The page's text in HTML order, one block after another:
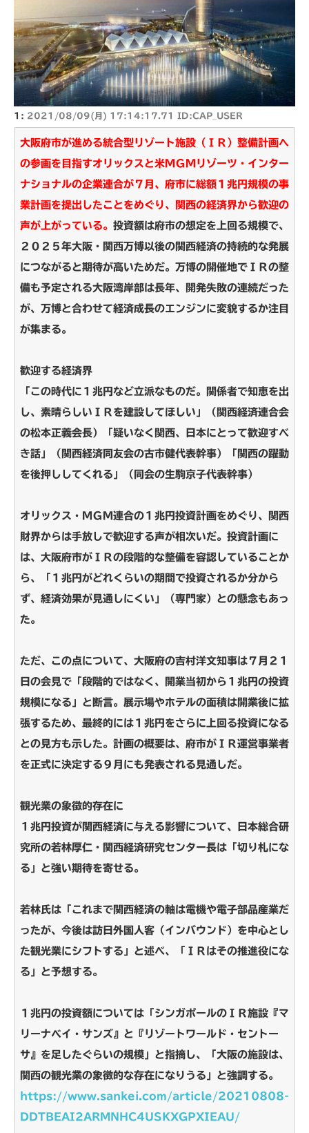
1: 2021/08/09(月) 17:14:17.71 ID:CAP_USER
大阪府市が進める統合型リゾート施設（ＩＲ）整備計画へ
の参画を目指すオリックスと米ＭＧＭリゾーツ・インター
ナショナルの企業連合が７月、府市に総額１兆円規模の事
業計画を提出したことをめぐり、関西の経済界から歓迎の
声が上がっている。 投資額は府市の想定を上回る規模で、
２０２５年大阪・関西万博以後の関西経済の持続的な発展
につながると期待が高いためだ。万博の開催地でＩＲの整
備も予定される大阪湾岸部は長年、開発失敗の連続だった
が、万博と合わせて経済成長のエンジンに変貌するか注目
が集まる。
歓迎する経済界
「この時代に１兆円など立派なものだ。関係者で知恵を出
し、素晴らしいＩＲを建設してほしい」（関西経済連合会
の松本正義会長）「疑いなく関西、日本にとって歓迎すべ
き話」（関西経済同友会の古市健代表幹事）「関西の躍動
を後押ししてくれる」（同会の生駒京子代表幹事）
オリックス・ＭＧＭ連合の１兆円投資計画をめぐり、関西
財界からは手放しで歓迎する声が相次いだ。投資計画に
は、大阪府市がＩＲの段階的な整備を容認していることか
ら、「１兆円がどれくらいの期間で投資されるか分から
ず、経済効果が見通しにくい」（専門家）との懸念もあっ
た。
ただ、この点について、大阪府の吉村洋文知事は７月２１
日の会見で「段階的ではなく、開業当初から１兆円の投資
規模になる」と断言。展示場やホテルの面積は開業後に拡
張するため、最終的には１兆円をさらに上回る投資になる
との見方も示した。計画の概要は、府市がＩＲ運営事業者
を正式に決定する９月にも発表される見通しだ。
観光業の象徴的存在に
１兆円投資が関西経済に与える影響について、日本総合研
究所の若林厚仁・関西経済研究センター長は「切り札にな
る」と強い期待を寄せる。
若林氏は「これまで関西経済の軸は電機や電子部品産業だ
ったが、今後は訪日外国人客（インバウンド）を中心とし
た観光業にシフトする」と述べ、「ＩＲはその推進役にな
る」と予想する。
１兆円の投資額については「シンガポールのＩＲ施設『マ
リーナベイ・サンズ』と『リゾートワールド・セントー
サ』を足したぐらいの規模」と指摘し、「大阪の施設は、
関西の観光業の象徴的な存在になりうる」と強調する。
https://www.sankei.com/article/20210808-
DDTBEAI2ARMNHC4USKXGPXIEAU/